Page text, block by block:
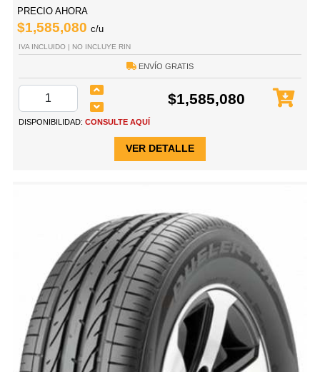
PRECIO AHORA
$1,585,080 c/u
IVA INCLUIDO | NO INCLUYE RIN
ENVÍO GRATIS
$1,585,080
DISPONIBILIDAD: CONSULTE AQUÍ
VER DETALLE